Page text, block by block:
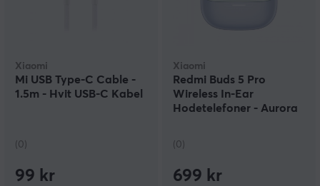
Xiaomi
Mi USB Type-C Cable -
1.5m - Hvit USB-C Kabel
(0)
99 kr
Xiaomi
Redmi Buds 5 Pro
Wireless In-Ear
Hodetelefoner - Aurora
(0)
699 kr